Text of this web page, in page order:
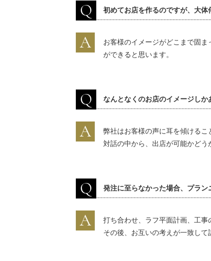
Q 初めてお店を作るのですが、大
A
お客様のイメージがどこまで固
ができると思います。
Q なんとなくのお店のイメージし
A
弊社はお客様の声に耳を傾けるこ
対話の中から、出店が可能かどう
Q 発注に至らなかった場合、プラン
A
打ち合わせ、ラフ平面計画、工事
その後、お互いの考えが一致して